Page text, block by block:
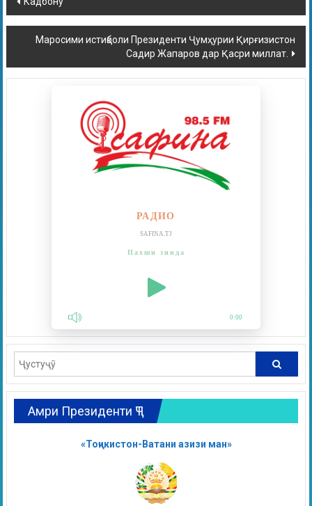
Маросими истиқболи Президенти Ҷумҳурии Қирғизистон
Садир Жапаров дар Қасри миллат.
РАДИО
SAFINA.TJ
Пахши зинда
0:00
Амри Президенти ҶТ
«Тоҷикистон-Ватани азизи ман»